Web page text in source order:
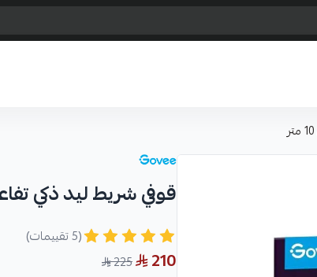
قوفي شريط ليد ذكي تفاعلي
(5 تقييمات)
210
225